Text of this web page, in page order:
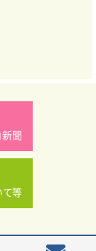
聞
て等